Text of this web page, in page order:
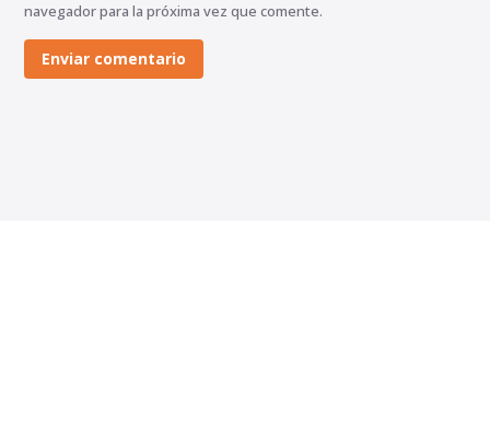
navegador para la próxima vez que comente.
Enviar comentario